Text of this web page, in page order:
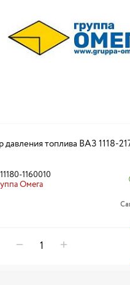
давления топлива ВАЗ 1118-
1160010
Омега